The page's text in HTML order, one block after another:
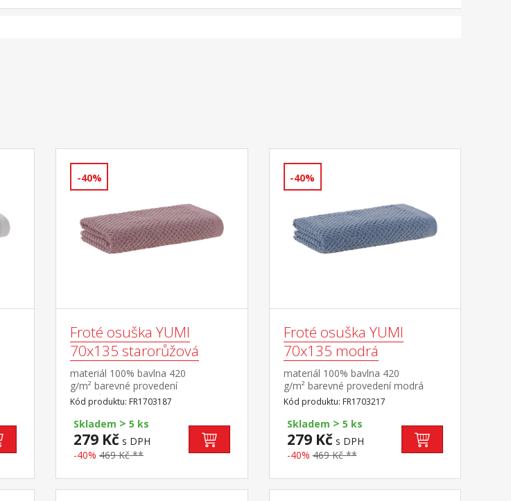
-40%
Froté osuška YUMI
70x135 starorůžová
materiál 100% bavlna 420
g/m² barevné provedení
starorůžová
Kód produktu: FR1703187
Skladem > 5 ks
279 Kč s DPH
-40% 469 Kč **
-40%
Froté osuška YUMI
70x135 modrá
materiál 100% bavlna 420
g/m² barevné provedení modrá
Kód produktu: FR1703217
Skladem > 5 ks
279 Kč s DPH
-40% 469 Kč **